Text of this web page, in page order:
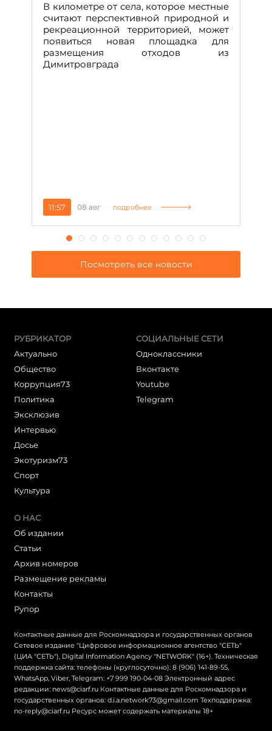
В километре от села, которое местные
считают перспективной природной и
рекреационной территорией, может
появиться новая площадка для
размещения отходов из
Димитровграда
11:57 08 авг подробнее
Посмотреть все новости
РУБРИКАТОР
Актуально
Общество
Коррупция73
Политика
Эксклюзив
Интервью
Досье
Экотуризм73
Cпорт
Культура
СОЦИАЛЬНЫЕ СЕТИ
Одноклассники
Вконтакте
Youtube
Telegram
О НАС
Об издании
Статьи
Архив номеров
Размещение рекламы
Контакты
Рупор
Контактные данные для Роскомнадзора и государственных органов
Сетевое издание "Цифровое информационное агентство "СЕТЬ"
(ЦИА "СЕТЬ"), Digital Information Agency "NETWORK" (16+). Техническая
поддержка сайта: телефоны (круглосуточно): 8 (906) 141-89-55,
WhatsApp, Viber, Telegram: +7 999 190-04-08 Электронный адрес
редакции: news@ciarf.ru Контактные данные для Роскомнадзора и
государственных органов: d.i.a.network73@gmail.com Техподдержка:
no-reply@ciarf.ru Ресурс может содержать материалы 18+